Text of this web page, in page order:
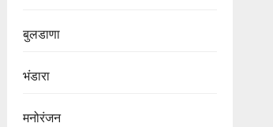
बुलडाणा
भंडारा
मनोरंजन